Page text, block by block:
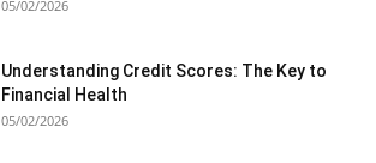
05/02/2026
Understanding Credit Scores: The Key to
Financial Health
05/02/2026